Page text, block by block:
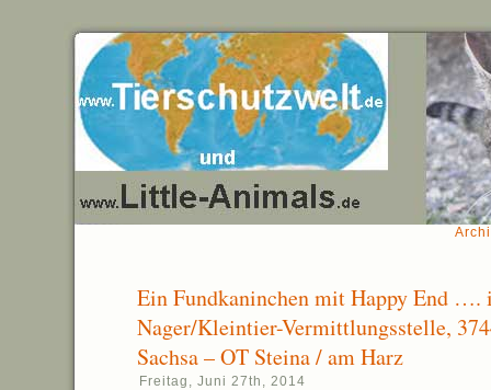
Ein Fundkaninchen mit Happy End ….
Nager/Kleintier-Vermittlungsstelle,
Sachsa – OT Steina / am Harz
Freitag, Juni 27th, 2014